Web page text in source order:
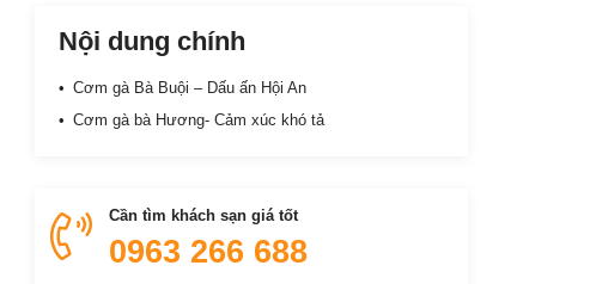
Nội dung chính
Cơm gà Bà Buội – Dấu ấn Hội An
Cơm gà bà Hương- Cảm xúc khó tả
Cần tìm khách sạn giá tốt
0963 266 688